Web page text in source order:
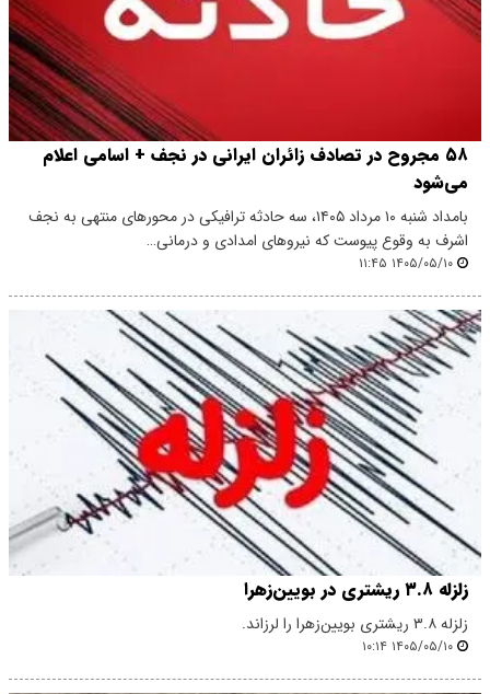
۵۸ مجروح در تصادف زائران ایرانی در نجف + اسامی اعلام
می‌شود
بامداد شنبه ۱۰ مرداد ۱۴۰۵، سه حادثه ترافیکی در محورهای منتهی به نجف
اشرف به وقوع پیوست که نیروهای امدادی و درمانی…
۱۴۰۵/۰۵/۱۰ ۱۱:۴۵
زلزله ۳.۸ ریشتری در بویین‌زهرا
زلزله ۳.۸ ریشتری بویین‌زهرا را لرزاند.
۱۴۰۵/۰۵/۱۰ ۱۰:۱۴